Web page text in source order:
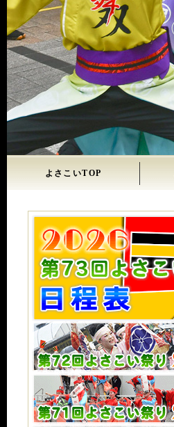
よさこいTOP